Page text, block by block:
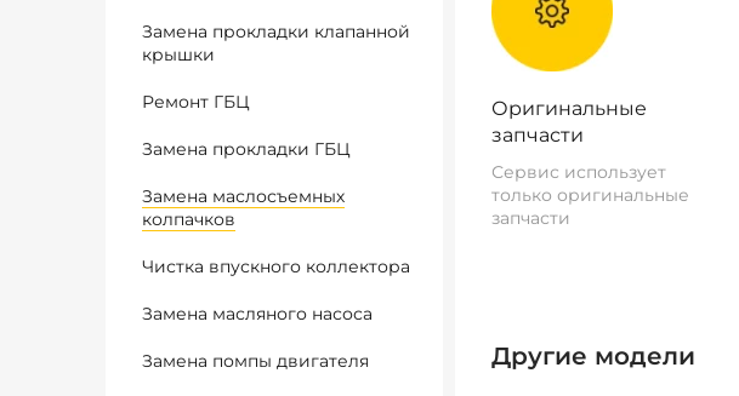
Замена прокладки клапанной
крышки
Ремонт ГБЦ
Замена прокладки ГБЦ
Замена маслосъемных
колпачков
Чистка впускного коллектора
Замена масляного насоса
Замена помпы двигателя
Оригинальные
запчасти
Сервис использует
только оригинальные
запчасти
Другие модели